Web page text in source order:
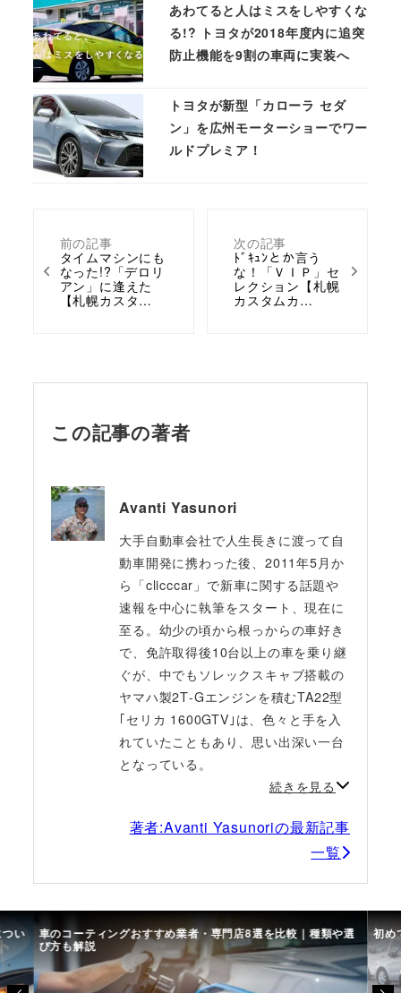
前の記事
タイムマシンにも
なった!?「デロリ
アン」に逢えた
【札幌カスタ…
次の記事
ﾄﾞｷｭﾝとか言う
な！「ＶＩＰ」セ
レクション【札幌
カスタムカ…
あわてると人はミスをしやすくな
る!? トヨタが2018年度内に追突
防止機能を9割の車両に実装へ
トヨタが新型「カローラ セダ
ン」を広州モーターショーでワー
ルドプレミア！
この記事の著者
Avanti Yasunori
大手自動車会社で人生長きに渡って自
動車開発に携わった後、2011年5月か
ら「clicccar」で新車に関する話題や
速報を中心に執筆をスタート、現在に
至る。幼少の頃から根っからの車好き
で、免許取得後10台以上の車を乗り継
ぐが、中でもソレックスキャブ搭載の
ヤマハ製2T‐Gエンジンを積むTA22型
｢セリカ 1600GTV｣は、色々と手を入
れていたこともあり、思い出深い一台
となっている。
続きを見る
著者:Avanti Yasunoriの最新記事
一覧
い 車のコーティングおすすめ業者・専門店8選を比較｜種類や選
び方も解説
初め